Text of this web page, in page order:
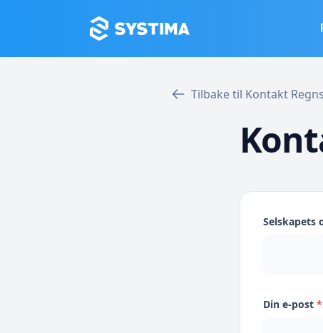
Tilbake til Kontakt
Selskapets
Din e-post *